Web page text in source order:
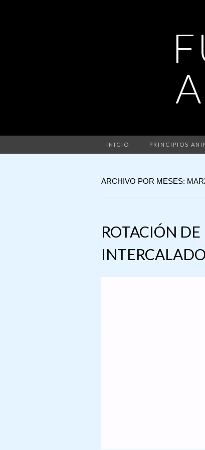
INICIO PRINCIPIOS
ARCHIVO POR MESES:
ROTACIÓN
INTERCALADO